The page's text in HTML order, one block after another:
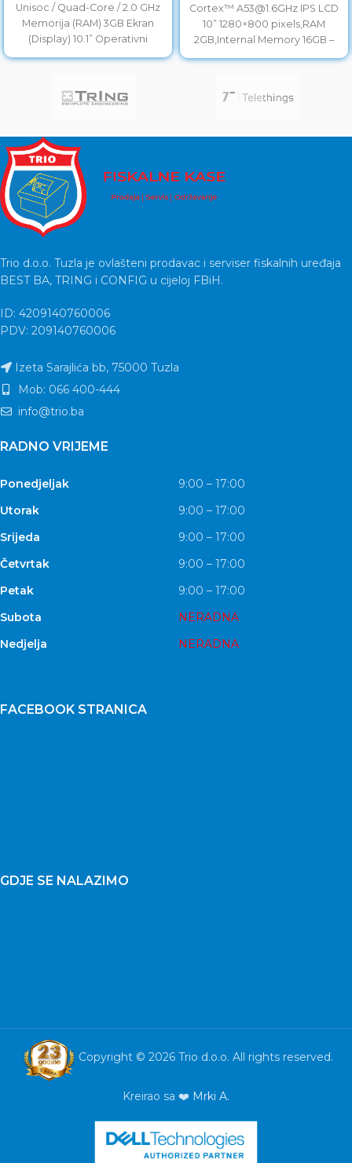
Unisoc / Quad-Core / 2.0 GHz
Memorija (RAM) 3GB Ekran
(Display) 10.1” Operativni
Sistem Android 11 Pohrana
Cortex™ A53@1.6GHz IPS LCD
10” 1280×800 pixels,RAM
2GB,Internal Memory 16GB –
Dual Camera 0.3MP /
Trio d.o.o. Tuzla je ovlašteni prodavac i serviser fiskalnih uređaja
BEST BA, TRING i CONFIG u cijeloj FBiH.
ID: 4209140760006
PDV: 209140760006
Izeta Sarajlića bb, 75000 Tuzla
Mob: 066 400-444
info@trio.ba
RADNO VRIJEME
Ponedjeljak
9:00 – 17:00
Utorak
9:00 – 17:00
Srijeda
9:00 – 17:00
Četvrtak
9:00 – 17:00
Petak
9:00 – 17:00
Subota
NERADNA
Nedjelja
NERADNA
FACEBOOK STRANICA
GDJE SE NALAZIMO
Copyright © 2026 Trio d.o.o. All rights reserved.
Kreirao sa ❤️ Mrki A.